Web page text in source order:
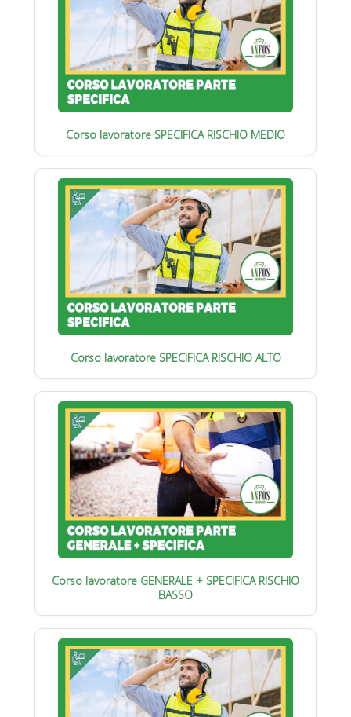
Corso lavoratore SPECIFICA RISCHIO MEDIO
Corso lavoratore SPECIFICA RISCHIO ALTO
Corso lavoratore GENERALE + SPECIFICA RISCHIO
BASSO